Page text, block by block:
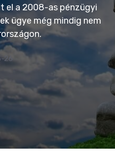
el a 2008-as pénzügyi
ügye még mindig nem
26